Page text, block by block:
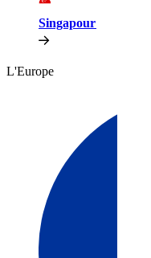
Singapour​​
L'Europe​​